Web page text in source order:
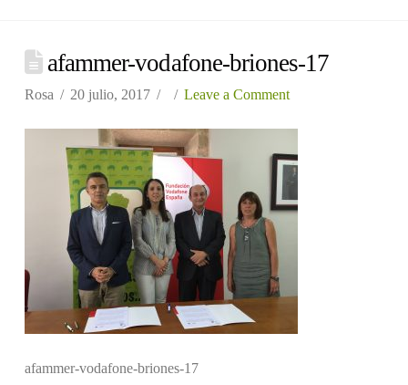
afammer-vodafone-briones-17
Rosa 20 julio, 2017 Leave a Comment
afammer-vodafone-briones-17